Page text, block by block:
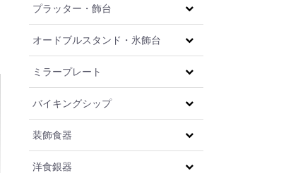
プラッター・飾台
オードブルスタンド・氷飾台
ミラープレート
バイキングシップ
装飾食器
洋食銀器